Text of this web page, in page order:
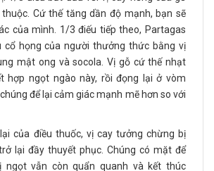
Cứ thế tăng dần độ mạnh, bạn sẽ
của mình. 1/3 điếu tiếp theo, Partagas
cổ họng của người thưởng thức bằng vị
mật ong và socola. Vị gỗ cứ thế nhạt
hợp ngọt ngào này, rồi đọng lại ở vòm
để lại cảm giác mạnh mẽ hơn so với
của điều thuốc, vị cay tưởng chừng bị
lại đầy thuyết phục. Chúng có mặt để
ngọt vẫn còn quẩn quanh và kết thúc